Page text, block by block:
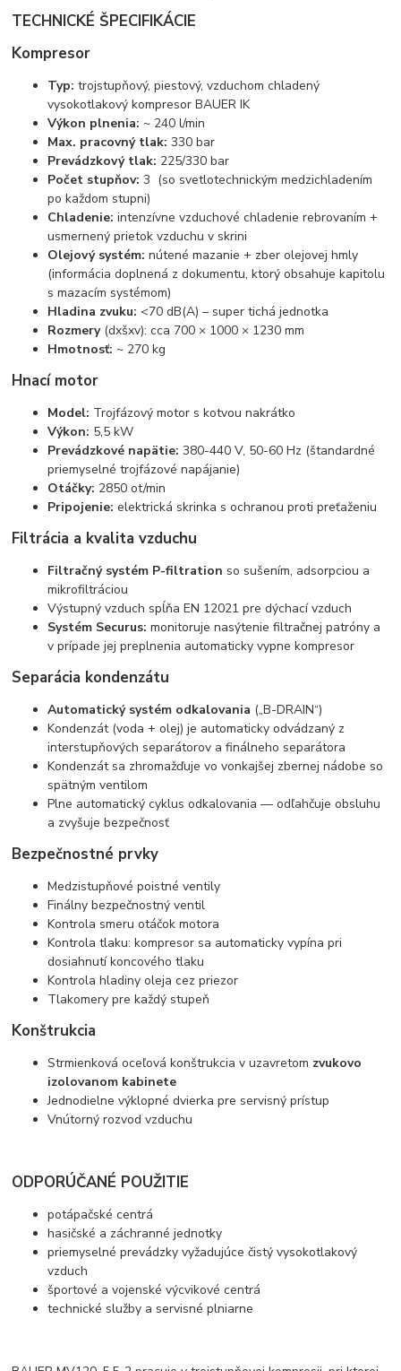
TECHNICKÉ ŠPECIFIKÁCIE
Kompresor
Typ: trojstupňový, piestový, vzduchom chladený
vysokotlakový kompresor BAUER IK
Výkon plnenia: ~ 240 l/min
Max. pracovný tlak: 330 bar
Prevádzkový tlak: 225/330 bar
Počet stupňov: 3 (so svetlotechnickým medzichladením
po každom stupni)
Chladenie: intenzívne vzduchové chladenie rebrovaním +
usmernený prietok vzduchu v skrini
Olejový systém: nútené mazanie + zber olejovej hmly
(informácia doplnená z dokumentu, ktorý obsahuje kapitolu
s mazacím systémom)
Hladina zvuku: <70 dB(A) – super tichá jednotka
Rozmery (dxšxv): cca 700 × 1000 × 1230 mm
Hmotnosť: ~ 270 kg
Hnací motor
Model: Trojfázový motor s kotvou nakrátko
Výkon: 5,5 kW
Prevádzkové napätie: 380-440 V, 50-60 Hz (štandardné
priemyselné trojfázové napájanie)
Otáčky: 2850 ot/min
Pripojenie: elektrická skrinka s ochranou proti preťaženiu
Filtrácia a kvalita vzduchu
Filtračný systém P-filtration so sušením, adsorpciou a
mikrofiltráciou
Výstupný vzduch spĺňa EN 12021 pre dýchací vzduch
Systém Securus: monitoruje nasýtenie filtračnej patróny a
v prípade jej preplnenia automaticky vypne kompresor
Separácia kondenzátu
Automatický systém odkalovania („B-DRAIN“)
Kondenzát (voda + olej) je automaticky odvádzaný z
interstupňových separátorov a finálneho separátora
Kondenzát sa zhromažďuje vo vonkajšej zbernej nádobe so
spätným ventilom
Plne automatický cyklus odkalovania — odľahčuje obsluhu
a zvyšuje bezpečnosť
Bezpečnostné prvky
Medzistupňové poistné ventily
Finálny bezpečnostný ventil
Kontrola smeru otáčok motora
Kontrola tlaku: kompresor sa automaticky vypína pri
dosiahnutí koncového tlaku
Kontrola hladiny oleja cez priezor
Tlakomery pre každý stupeň
Konštrukcia
Strmienková oceľová konštrukcia v uzavretom zvukovo
izolovanom kabinete
Jednodielne výklopné dvierka pre servisný prístup
Vnútorný rozvod vzduchu
ODPORÚČANÉ POUŽITIE
potápačské centrá
hasičské a záchranné jednotky
priemyselné prevádzky vyžadujúce čistý vysokotlakový
vzduch
športové a vojenské výcvikové centrá
technické služby a servisné plniarne